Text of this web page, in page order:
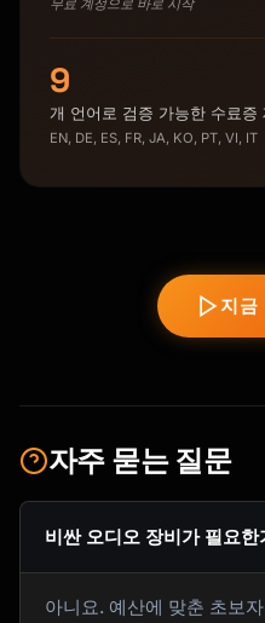
무료 계정으로 바로 시작
9
개 언어로 검증 가능한 수료증
EN, DE, ES, FR, JA, KO, PT, VI, IT
지금
자주 묻는 질문
비싼 오디오 장비가 필요한
아니요. 예산에 맞춘 초보